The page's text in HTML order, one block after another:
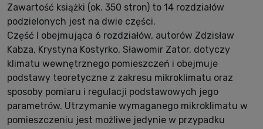
Zawartość książki (ok. 350 stron) to 14 rozdziałów
podzielonych jest na dwie części.
Część I obejmująca 6 rozdziałów, autorów Zdzisław
Kabza, Krystyna Kostyrko, Sławomir Zator, dotyczy
klimatu wewnętrznego pomieszczeń i obejmuje
podstawy teoretyczne z zakresu mikroklimatu oraz
sposoby pomiaru i regulacji podstawowych jego
parametrów. Utrzymanie wymaganego mikroklimatu w
pomieszczeniu jest możliwe jedynie w przypadku